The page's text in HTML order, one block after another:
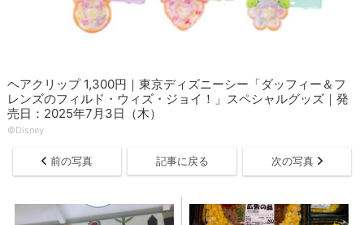
ヘアクリップ 1,300円｜東京ディズニーシー「ダッフィー＆フ
レンズのフィルド・ウィズ・ジョイ！」スペシャルグッズ｜発
売日：2025年7月3日（木）
©Disney
前の写真 記事に戻る 次の写真